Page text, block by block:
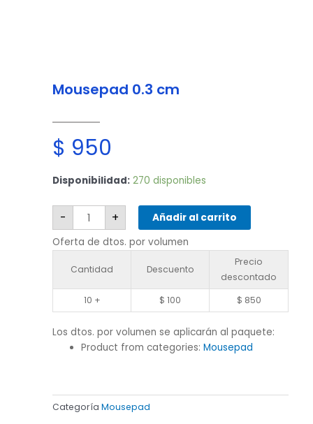
Mousepad 0.3 cm
$ 950
Disponibilidad: 270 disponibles
-
Mousepad
0.3
cantidad
+
Añadir al carrito
Oferta de dtos. por volumen
Cantidad Descuento
Precio
descontado
10 +
$ 100 $ 850
Los dtos. por volumen se aplicarán al paquete:
Product from categories:Mousepad
Categoría Mousepad